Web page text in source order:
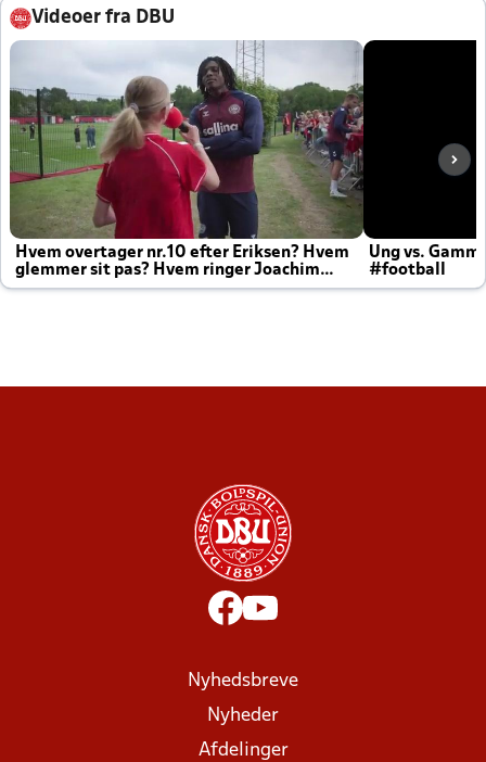
Videoer fra DBU
Hvem overtager nr.10 efter Eriksen? Hvem
glemmer sit pas? Hvem ringer Joachim
altid til efter kampe?
Ung vs.
#football
Nyhedsbreve
Nyheder
Afdelinger